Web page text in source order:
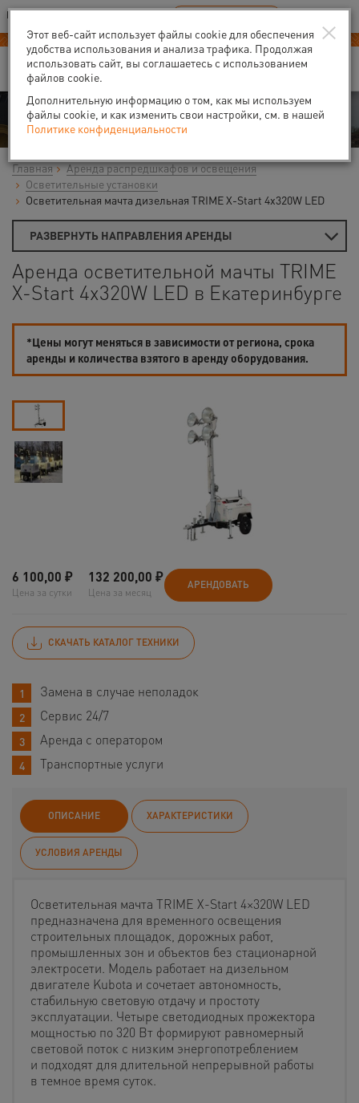
Ваш город:Екатеринбург
В Вашем регионе нет наших офисов RU EN
Аренда
Главная
Аренда распредшкафов и освещения
Осветительные установки
Осветительная мачта дизельная TRIME X-Start 4x320W LED
РАЗВЕРНУТЬ НАПРАВЛЕНИЯ АРЕНДЫ
Аренда осветительной мачты TRIME
X-Start 4x320W LED в Екатеринбурге
*Цены могут меняться в зависимости от региона, срока
аренды и количества взятого в аренду оборудования.
6 100,00 ₽
Цена за сутки
132 200,00 ₽
Цена за месяц
АРЕНДОВАТЬ
СКАЧАТЬ КАТАЛОГ ТЕХНИКИ
Замена в случае неполадок
Сервис 24/7
Аренда с оператором
Транспортные услуги
ОПИСАНИЕ ХАРАКТЕРИСТИКИ
УСЛОВИЯ АРЕНДЫ
Осветительная мачта TRIME X-Start 4×320W LED
предназначена для временного освещения
строительных площадок, дорожных работ,
промышленных зон и объектов без стационарной
электросети. Модель работает на дизельном
двигателе Kubota и сочетает автономность,
стабильную световую отдачу и простоту
эксплуатации. Четыре светодиодных прожектора
мощностью по 320 Вт формируют равномерный
световой поток с низким энергопотреблением
и подходят для длительной непрерывной работы
в темное время суток.
×
Этот веб-сайт использует файлы cookie для обеспечения
удобства использования и анализа трафика. Продолжая
использовать сайт, вы соглашаетесь с использованием
файлов cookie.
Дополнительную информацию о том, как мы используем
файлы cookie, и как изменить свои настройки, см. в нашей
Политике конфиденциальности